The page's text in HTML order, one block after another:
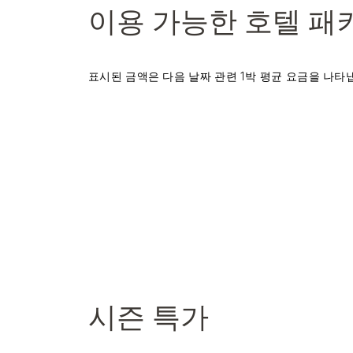
이용 가능한 호텔 패
표시된 금액은 다음 날짜 관련 1박 평균 요금을 나타
시즌 특가